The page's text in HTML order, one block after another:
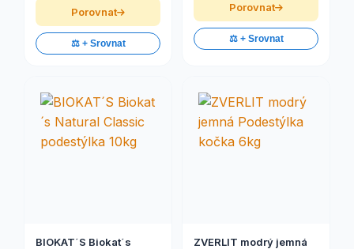
Porovnat
⚖️ + Srovnat
Porovnat
⚖️ + Srovnat
BIOKAT´S Biokat´s
ZVERLIT modrý jemná